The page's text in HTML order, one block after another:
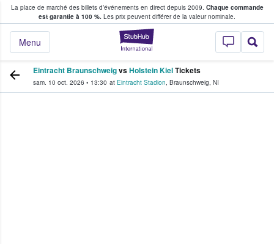
La place de marché des billets d’événements en direct depuis 2009. Chaque commande
est garantie à 100 %. Les prix peuvent différer de la valeur nominale.
StubHub - Où
Menu
fans achètent et vendent des billets
Eintracht BraunschweigvsHolstein KielTickets
sam. 10 oct. 2026 • 13:30 at Eintracht Stadion, Braunschweig, NI